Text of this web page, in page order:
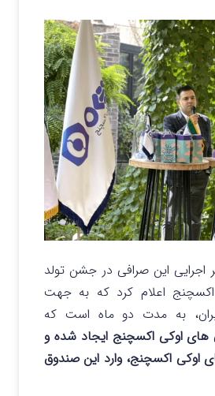
اجرایی این صرافی در جشن تولد
اعلام کرد که به جهت
به مدت دو ماه است که
های اوکی اکسچنج ایجاد شده و
اوکی اکسچنج، وارد این صندوق